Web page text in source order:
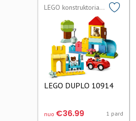
LEGO konstruktoriai lego
LEGO DUPLO 10914
nuo €36.99 1 pard